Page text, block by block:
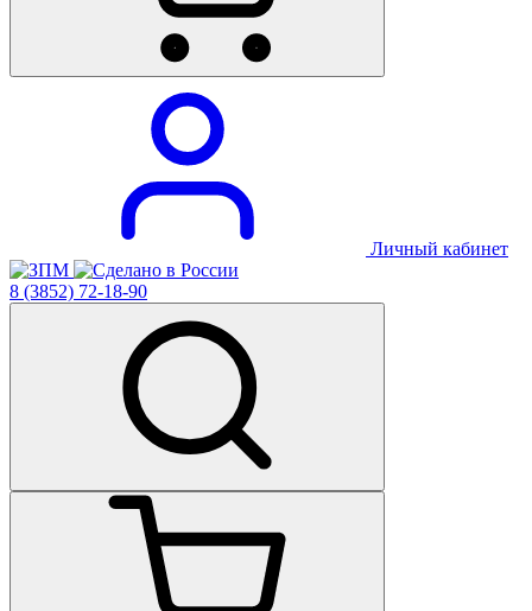
Личный кабинет
8 (3852) 72-18-90